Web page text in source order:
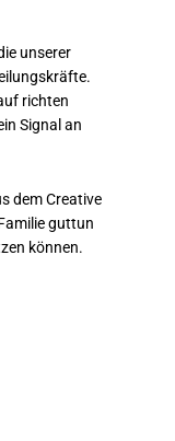
unserer
richten
Signal an
dem Creative
guttun
können.